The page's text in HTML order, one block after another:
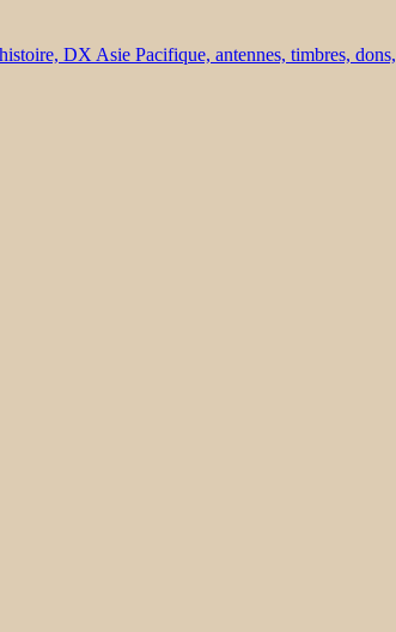
DX Asie Pacifique, antennes, timbres, dons,